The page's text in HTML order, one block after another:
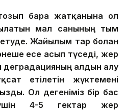
бара жатқанына ол
мал санының тым
Жайылым тар болған
есе асып түседі, жер
алдын алу
етілетін жүктемені
Ол дегеніміз бір бас
4-5 гектар жер